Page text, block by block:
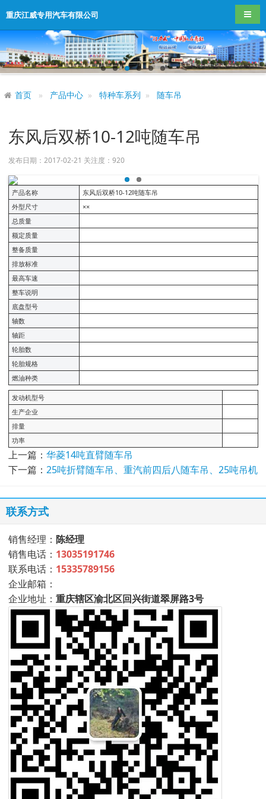
重庆江威专用汽车有限公司 导航
首页 产品中心 特种车系列 随车吊
东风后双桥10-12吨随车吊
发布日期：2017-02-21 关注度： 920
产品名称
东风后双桥10-12吨随车吊
外型尺寸
××
总质量
额定质量
整备质量
排放标准
最高车速
整车说明
底盘型号
轴数
轴距
轮胎数
轮胎规格
燃油种类
发动机型号
生产企业
排量
功率
上一篇： 华菱14吨直臂随车吊
下一篇： 25吨折臂随车吊、重汽前四后八随车吊、25吨吊机
联系方式
销售经理： 陈经理
销售电话： 13035191746
联系电话： 15335789156
企业邮箱：
企业地址： 重庆辖区渝北区回兴街道翠屏路3号